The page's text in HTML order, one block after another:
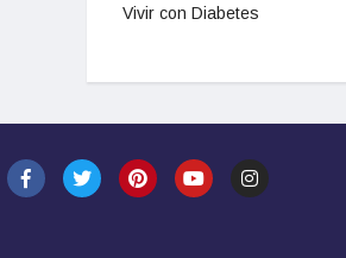
Vivir con Diabetes